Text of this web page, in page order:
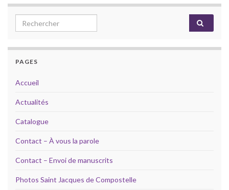
Search for:
PAGES
Accueil
Actualités
Catalogue
Contact – À vous la parole
Contact – Envoi de manuscrits
Photos Saint Jacques de Compostelle